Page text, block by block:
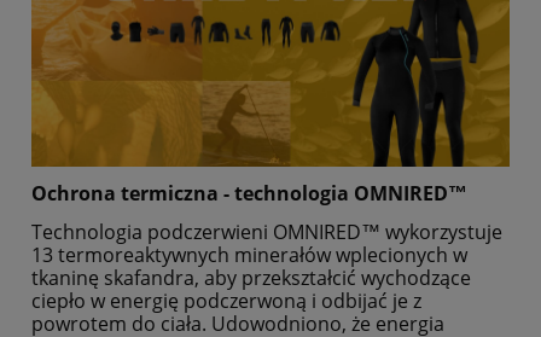
Ochrona termiczna - technologia OMNIRED™
Technologia podczerwieni OMNIRED™ wykorzystuje
13 termoreaktywnych minerałów wplecionych w
tkaninę skafandra, aby przekształcić wychodzące
ciepło w energię podczerwoną i odbijać je z
powrotem do ciała. Udowodniono, że energia